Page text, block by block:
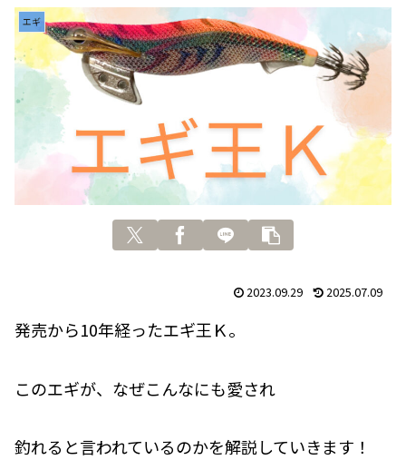
エギ
2023.09.29 2025.07.09
発売から10年経ったエギ王Ｋ。
このエギが、なぜこんなにも愛され
釣れると言われているのかを解説していきます！